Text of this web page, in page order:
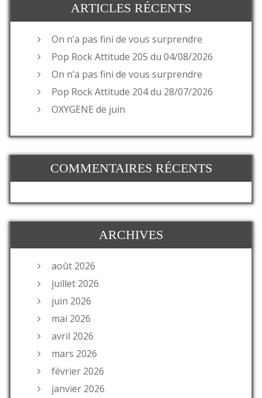
ARTICLES RÉCENTS
On n’a pas fini de vous surprendre
Pop Rock Attitude 205 du 04/08/2026
On n’a pas fini de vous surprendre
Pop Rock Attitude 204 du 28/07/2026
OXYGENE de juin
COMMENTAIRES RÉCENTS
ARCHIVES
août 2026
juillet 2026
juin 2026
mai 2026
avril 2026
mars 2026
février 2026
janvier 2026